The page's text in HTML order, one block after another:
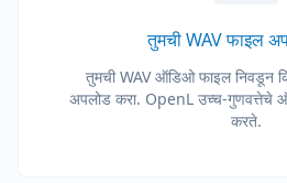
तुमची WAV फाइल
तुमची WAV ऑडिओ फाइल निवडून
अपलोड करा. OpenL उच्च-गुणवत्तेचे
करते.